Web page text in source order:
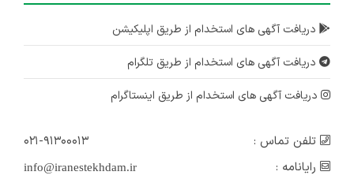
دریافت آگهی های استخدام از طریق اپلیکیشن
دریافت آگهی های استخدام از طریق تلگرام
دریافت آگهی های استخدام از طریق اینستاگرام
تلفن تماس :
۰۲۱-۹۱۳۰۰۰۱۳
رایانامه :
info@iranestekhdam.ir